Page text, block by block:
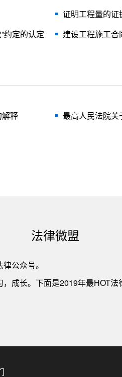
证明工程量的
约定的认定
建设工程施工合
释
最高人民法院
法律微盟
公众号。
成长。下面是2019年最HOT